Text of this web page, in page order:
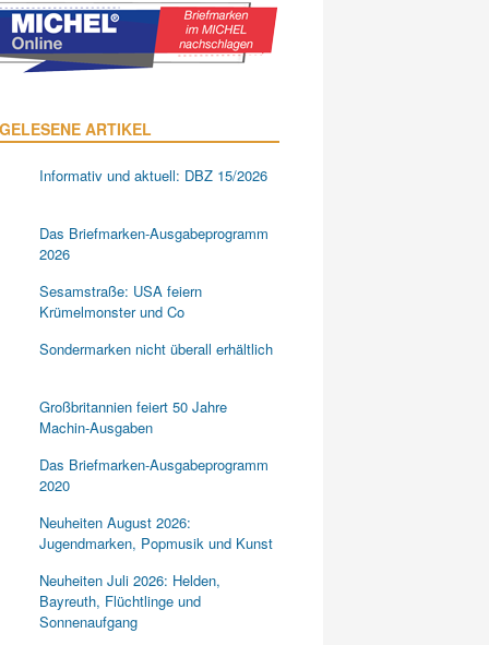
ARTIKEL
Informativ und aktuell: DBZ 15/2026
Das Briefmarken-Ausgabeprogramm
2026
Sesamstraße: USA feiern
Krümelmonster und Co
Sondermarken nicht überall erhältlich
Großbritannien feiert 50 Jahre
Machin-Ausgaben
Das Briefmarken-Ausgabeprogramm
2020
Neuheiten August 2026:
Jugendmarken, Popmusik und Kunst
Neuheiten Juli 2026: Helden,
Bayreuth, Flüchtlinge und
Sonnenaufgang